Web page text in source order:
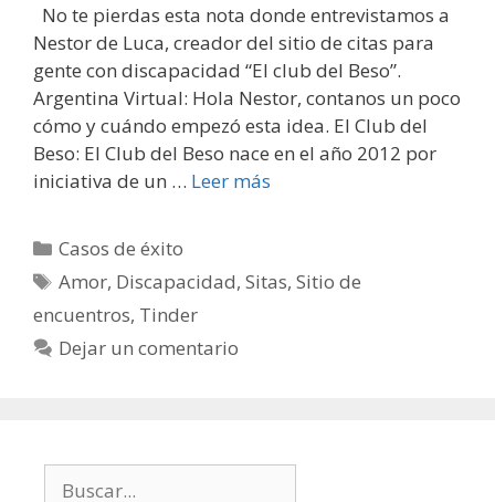
No te pierdas esta nota donde entrevistamos a
Nestor de Luca, creador del sitio de citas para
gente con discapacidad “El club del Beso”.
Argentina Virtual: Hola Nestor, contanos un poco
cómo y cuándo empezó esta idea. El Club del
Beso: El Club del Beso nace en el año 2012 por
iniciativa de un … Leer más
Categorías
Casos de éxito
Etiquetas
Amor, Discapacidad,Sitas,Sitio de
encuentros, Tinder
Dejar un comentario